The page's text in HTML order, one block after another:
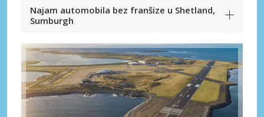
Najam automobila bez franšize u Shetland,
Sumburgh